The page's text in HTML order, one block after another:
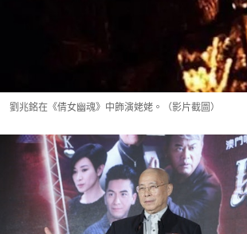
劉兆銘在《倩女幽魂》中飾演姥姥。（影片截圖）